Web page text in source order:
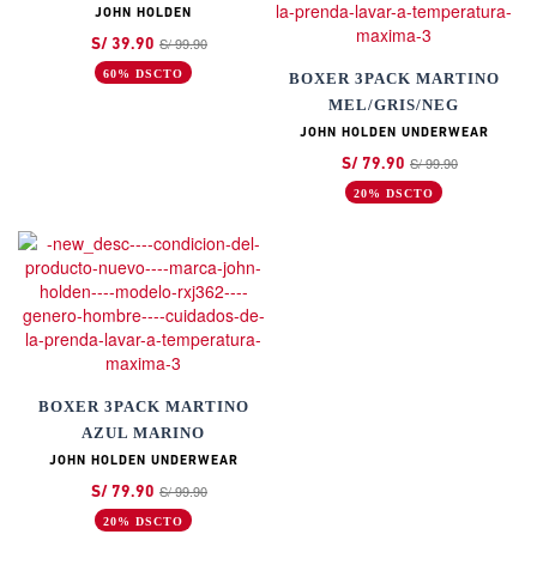
JOHN HOLDEN
S/ 39.90 S/ 99.90
60% DSCTO
BOXER 3PACK MARTINO
MEL/GRIS/NEG
JOHN HOLDEN UNDERWEAR
S/ 79.90 S/ 99.90
20% DSCTO
BOXER 3PACK MARTINO
AZUL MARINO
JOHN HOLDEN UNDERWEAR
S/ 79.90 S/ 99.90
20% DSCTO